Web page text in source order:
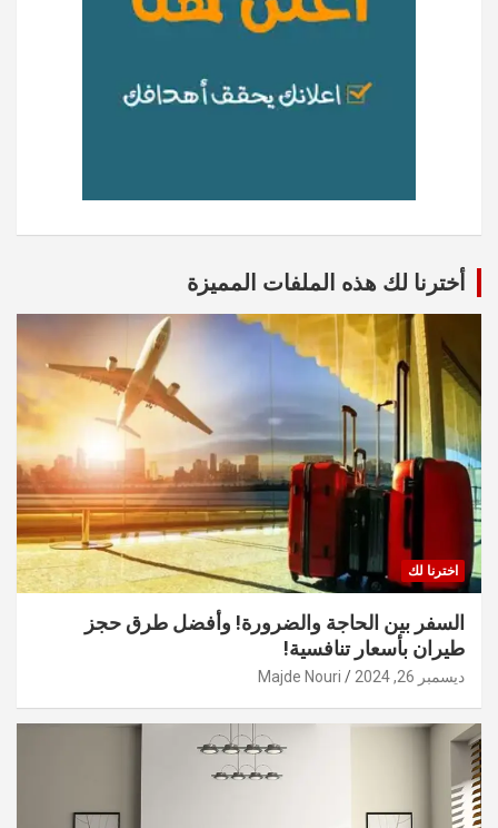
أخترنا لك هذه الملفات المميزة
اخترنا لك
السفر بين الحاجة والضرورة! وأفضل طرق حجز
طيران بأسعار تنافسية!
ديسمبر 26, 2024 Majde Nouri